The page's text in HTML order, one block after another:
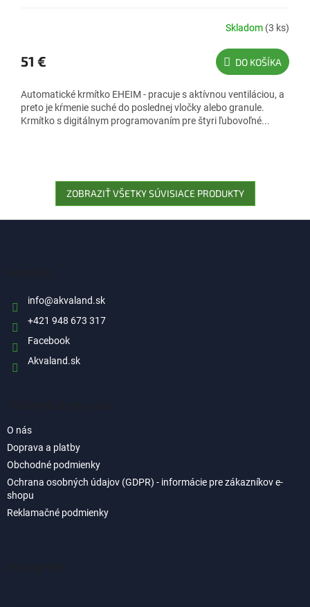
Skladom (3 ks)
51 € DO KOŠÍKA
Automatické krmítko EHEIM - pracuje s aktívnou ventiláciou, a
preto je kŕmenie suché do poslednej vločky alebo granule.
Krmítko s digitálnym programovaním pre štyri ľubovoľné...
ZOBRAZIŤ VŠETKY SÚVISIACE PRODUKTY
info@akvaland.sk
+421 948 673 317
Facebook
Akvaland.sk
O nás
Doprava a platby
Obchodné podmienky
Ochrana osobných údajov (GDPR) - informácie pre zákazníkov e-
shopu
Reklamačné podmienky